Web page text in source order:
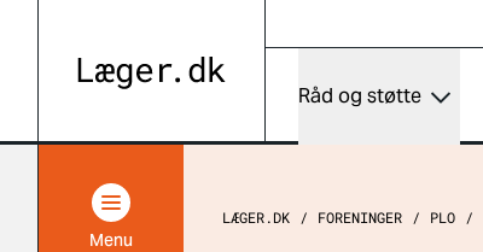
Råd og støtte
Menu
LÆGER.DK FORENINGER PLO